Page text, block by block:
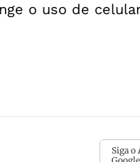
o uso de
Siga o